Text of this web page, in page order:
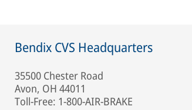
Bendix CVS Headquarters
35500 Chester Road
Avon, OH 44011
Toll-Free: 1-800-AIR-BRAKE